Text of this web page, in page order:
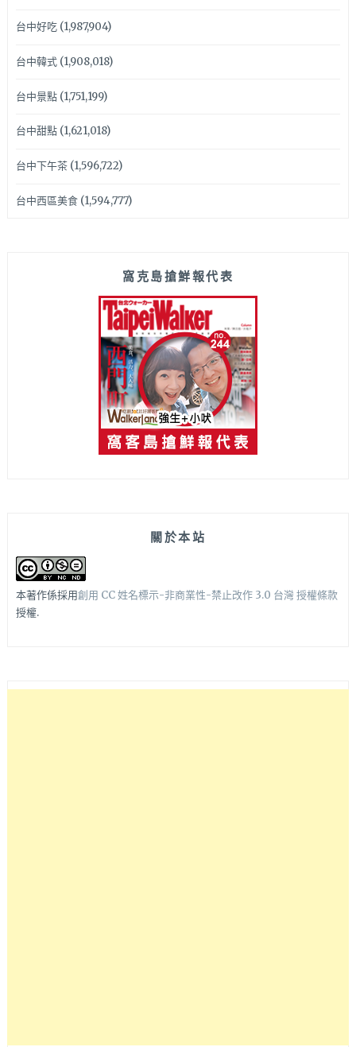
台中好吃(1,987,904)
台中韓式(1,908,018)
台中景點(1,751,199)
台中甜點(1,621,018)
台中下午茶(1,596,722)
台中西區美食(1,594,777)
窩克島搶鮮報代表
關於本站
本著作係採用創用 CC 姓名標示-非商業性-禁止改作 3.0 台灣 授權條款
授權.